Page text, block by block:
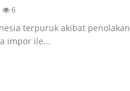
6
terpuruk akibat penolakan
impor ile...